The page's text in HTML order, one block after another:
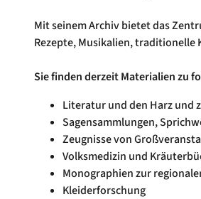
Mit seinem Archiv bietet das
Rezepte, Musikalien,
Sie finden derzeit Materialien zu
Literatur und den Harz und
Sagensammlungen,
Zeugnisse von
Volksmedizin und
Monographien zur
Kleiderforschung